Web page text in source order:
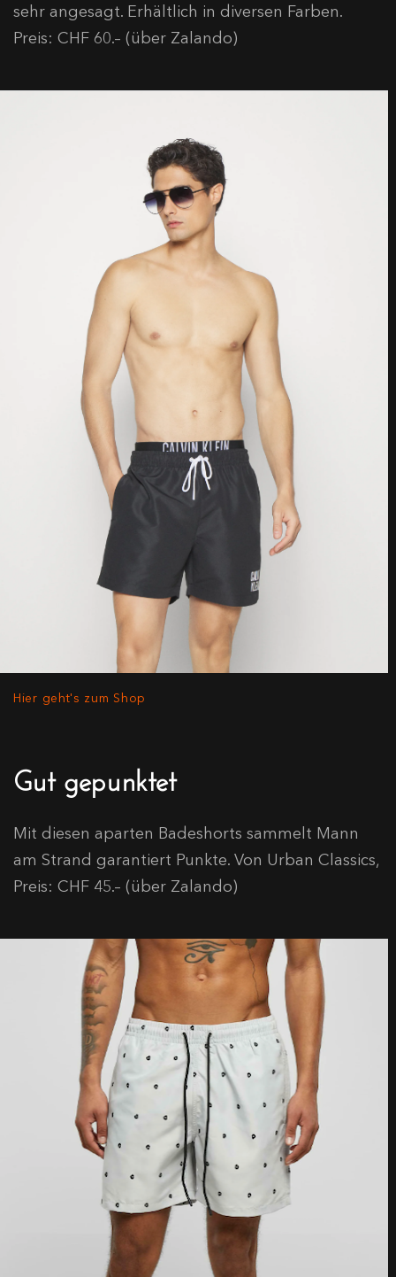
sehr angesagt. Erhältlich in diversen Farben.
Preis: CHF 60.– (über Zalando)
Hier geht's zum Shop
Gut gepunktet
Mit diesen aparten Badeshorts sammelt Mann
am Strand garantiert Punkte. Von Urban Classics,
Preis: CHF 45.– (über Zalando)